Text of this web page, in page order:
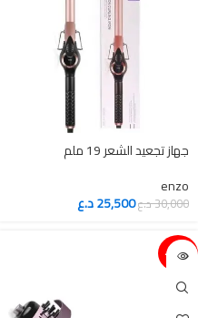
جهاز تجعيد الشعر 19 ملم
enzo
30,000د.ع25,500د.ع
15%-